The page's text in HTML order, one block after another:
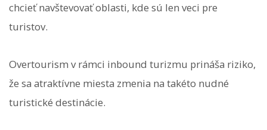
chcieť navštevovať oblasti, kde sú len veci pre
turistov.
Overtourism v rámci inbound turizmu prináša riziko,
že sa atraktívne miesta zmenia na takéto nudné
turistické destinácie.